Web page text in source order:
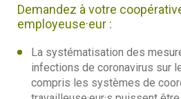
Demandez à votre
employeuse·eur :
La systématisation des
infections de coronavirus sur
compris les systèmes de